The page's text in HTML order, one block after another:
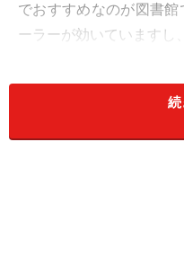
でおすすめなのが図書
ーラーが効いていますし
金運アップに役立続